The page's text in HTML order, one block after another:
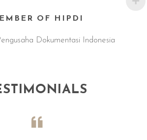
OF HIPDI
Dokumentasi Indonesia